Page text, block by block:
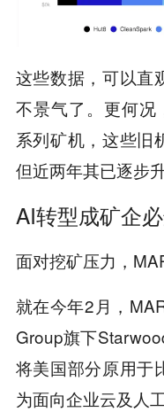
这些数据，可以直
不景气了。更何况
系列矿机，这些旧
但近两年其已逐步
AI转型成矿企
面对挖矿压力，
就在今年2月，
Group旗下
将美国部分原用于
为面向企业云及人